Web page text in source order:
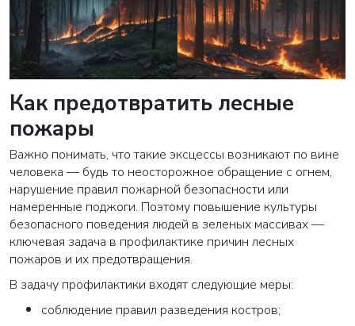
Как предотвратить лесные
пожары
Важно понимать, что такие эксцессы возникают по вине
человека — будь то неосторожное обращение с огнем,
нарушение правил пожарной безопасности или
намеренные поджоги. Поэтому повышение культуры
безопасного поведения людей в зеленых массивах —
ключевая задача в профилактике причин лесных
пожаров и их предотвращения.
В задачу профилактики входят следующие меры:
соблюдение правил разведения костров;